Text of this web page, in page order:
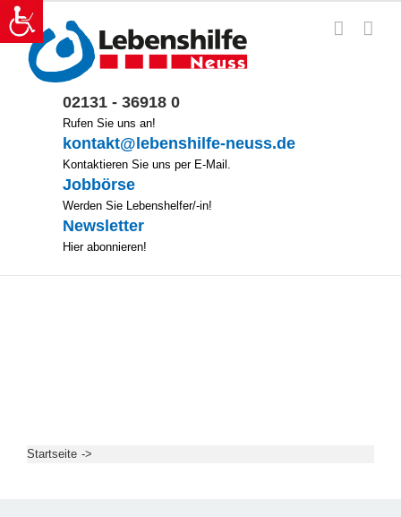
Zum
Inhalt
springen
02131 - 36918 0
Rufen Sie uns an!
kontakt@lebenshilfe-neuss.de
Kontaktieren Sie uns per E-Mail.
Jobbörse
Werden Sie Lebenshelfer/-in!
Newsletter
Hier abonnieren!
Start­sei­te